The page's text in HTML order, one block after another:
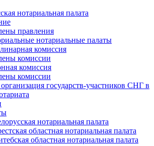
нотариальная палата
правления
нотариальные палаты
комиссия
комиссии
комиссия
комиссии
организация государств-участников СНГ в
нотариальная палата
областная нотариальная палата
областная нотариальная палата